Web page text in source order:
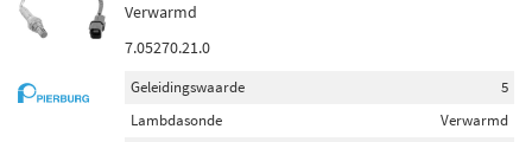
Verwarmd
7.05270.21.0
Geleidingswaarde
5
Lambdasonde
Verwarmd